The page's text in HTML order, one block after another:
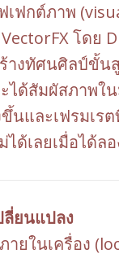
กต์ภาพ
โดย
งทัศนศิลป์ขั้น
ได้สัมผัสภาพใ
นและเฟรมเร
ด้เลยเมื่อได้ล
ลี่ยนแปลง
ยในเครื่อง